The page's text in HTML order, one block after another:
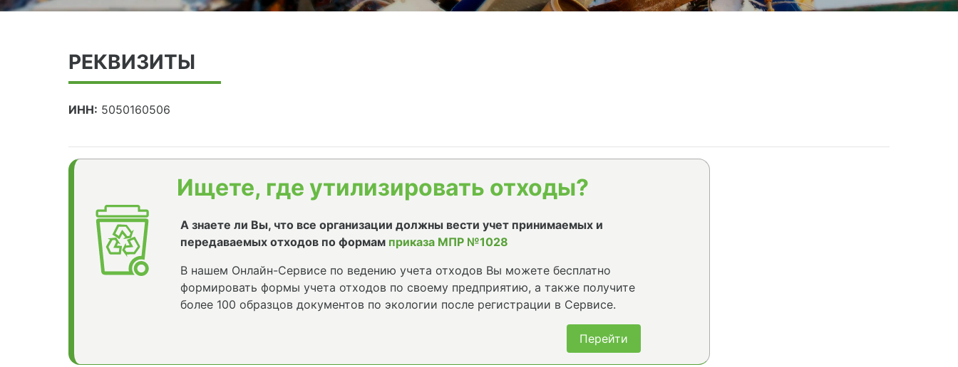
РЕКВИЗИТЫ
ИНН: 5050160506
Ищете, где утилизировать отходы?
А знаете ли Вы, что все организации должны вести учет принимаемых и
передаваемых отходов по формам приказа МПР №1028
В нашем Онлайн-Сервисе по ведению учета отходов Вы можете бесплатно
формировать формы учета отходов по своему предприятию, а также получите
более 100 образцов документов по экологии после регистрации в Сервисе.
Перейти